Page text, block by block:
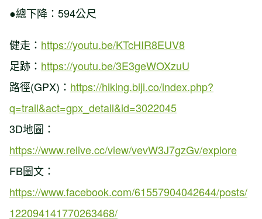
●總下降：594公尺
健走： https://youtu.be/KTcHIR8EUV8
足跡： https://youtu.be/3E3geWOXzuU
路徑(GPX)： https://hiking.biji.co/index.php?
q=trail&act=gpx_detail&id=3022045
3D地圖：
https://www.relive.cc/view/vevW3J7gzGv/explore
FB圖文：
https://www.facebook.com/61557904042644/posts/
122094141770263468/